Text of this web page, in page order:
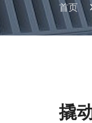
首页
撬